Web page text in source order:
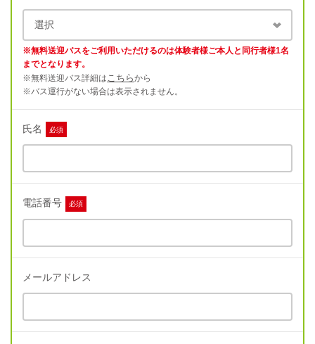
※無料送迎バスをご利用いただけるのは体験者様ご本人と同行者様1名
までとなります。
※無料送迎バス詳細は こちらから
※バス運行がない場合は表示されません。
氏名 必須
電話番号 必須
メールアドレス